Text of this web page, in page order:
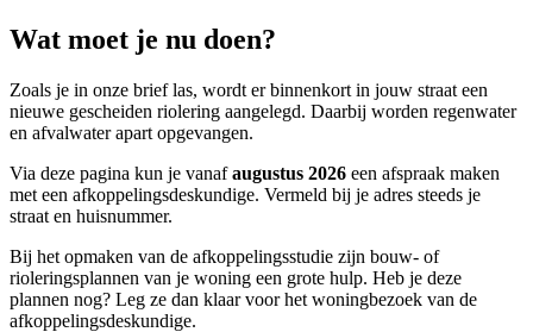
Wat moet je nu doen?
Zoals je in onze brief las, wordt er binnenkort in jouw straat een
nieuwe gescheiden riolering aangelegd. Daarbij worden regenwater
en afvalwater apart opgevangen.
Via deze pagina kun je vanafaugustus 2026 een afspraak maken
met een afkoppelingsdeskundige. Vermeld bij je adres steeds je
straat en huisnummer.
Bij het opmaken van de afkoppelingsstudie zijn bouw- of
rioleringsplannen van je woning een grote hulp. Heb je deze
plannen nog? Leg ze dan klaar voor het woningbezoek van de
afkoppelingsdeskundige.